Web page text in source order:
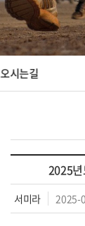
오시는길
2025
서미라 2025-